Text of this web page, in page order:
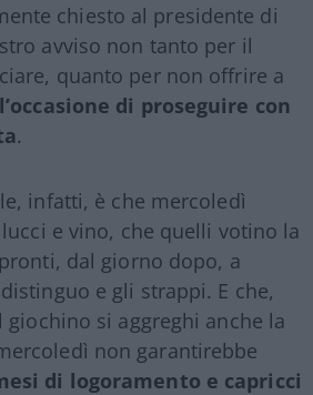
chiesto al presidente di
avviso non tanto per il
quanto per non offrire a
l’occasione di proseguire con
.
infatti, è che mercoledì
e vino, che quelli votino la
dal giorno dopo, a
e gli strappi. E che,
giochino si aggreghi anche la
non garantirebbe
di logoramento e capricci